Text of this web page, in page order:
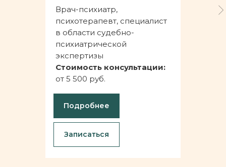
Врач-психиатр,
психотерапевт, специалист
в области судебно-
психиатрической
экспертизы
Стоимость консультации:
от 5 500 руб.
Подробнее
Записаться